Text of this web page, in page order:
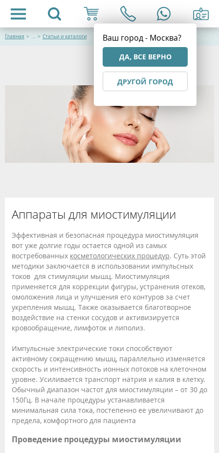
Ваш город - Москва?
ДА, ВСЕ ВЕРНО
ДРУГОЙ ГОРОД
Главная > ... > Статьи и каталоги
Аппараты для миостимуляции
Эффективная и безопасная процедура миостимуляция
вот уже долгие годы остается одной из самых
востребованных косметологических процедур. Суть этой
методики заключается в использовании импульсных
токов для стимуляции мышц. Миостимуляция
применяется для коррекции фигуры, устранения отеков,
омоложения лица и улучшения его контуров за счет
укрепления мышц. Также оказывается благотворное
воздействие на стенки сосудов и активизируется
кровообращение, лимфоток и липолиз.
Импульсные электрические токи способствуют
активному сокращению мышц, параллельно изменяется
скорость и интенсивность ионных потоков на клеточном
уровне. Усиливается транспорт натрия и калия в клетку.
Обычный диапазон частот для миостимуляции – от 30 до
150Гц. В начале процедуры устанавливается
минимальная сила тока, постепенно ее увеличивают до
предела, комфортного для пациента
Проведение процедуры миостимуляции